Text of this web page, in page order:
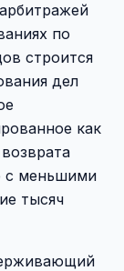
по
строится
дел
как
с меньшими
тысяч